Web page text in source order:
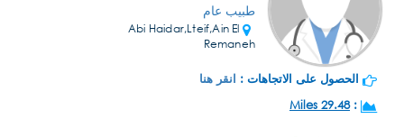
طبيب عام
Abi Haidar,Lteif,Ain El
Remaneh
الحصول على الاتجاهات : انقر هنا
:
29.48 Miles